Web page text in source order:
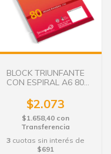
BLOCK TRIUNFANTE
CON ESPIRAL A6 80
$2.073
$1.658,40 con
Transferencia
3 cuotas sin interés de
$691